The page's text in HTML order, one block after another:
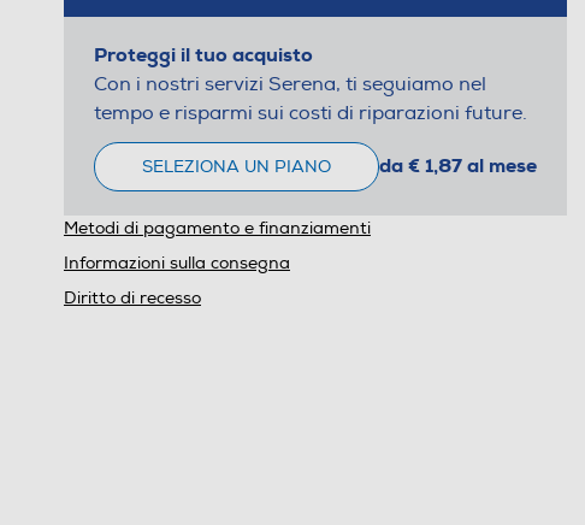
Proteggi il tuo acquisto
Con i nostri servizi Serena, ti seguiamo nel
tempo e risparmi sui costi di riparazioni future.
SELEZIONA UN PIANO da € 1,87 al mese
Metodi di pagamento e finanziamenti
Informazioni sulla consegna
Diritto di recesso